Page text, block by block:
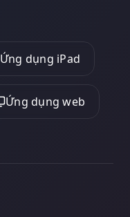
Ứng dụng iPad
Ứng dụng web